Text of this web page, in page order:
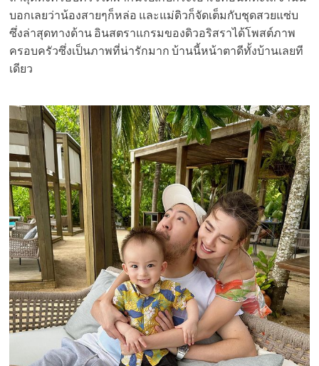
บอกเลยว่าน้องสายๆก็หล่อ และแม่ดิวก็จัดเต็มกับชุดสวยแซ่บ
ซึ่งล่าสุดทางด้าน อินสตราแกรมของดิวอริสราได้โพสต์ภาพ
ครอบครัวซึ่งเป็นภาพที่น่ารักมาก บ้านนี้หน้าตาดีทั้งบ้านเลยที
เดียว